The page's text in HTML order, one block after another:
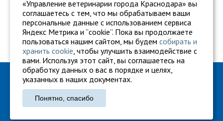
ГБУ "Ветуправление города Краснодара"
Адрес: г. Краснодар, ул. Карасунская, 110
Тел.: +7 861 260-27-94
«Управление ветеринарии города Краснодара» вы
соглашаетесь с тем, что мы обрабатываем ваши
персональные данные с использованием сервиса
Яндекс Метрика и “cookie”. Пока вы продолжаете
пользоваться нашим сайтом, мы будем собирать и
хранить cookie, чтобы улучшить взаимодействие с
вами. Используя этот сайт, вы соглашаетесь на
обработку данных о вас в порядке и целях,
указанных в наших документах.
Понятно, спасибо